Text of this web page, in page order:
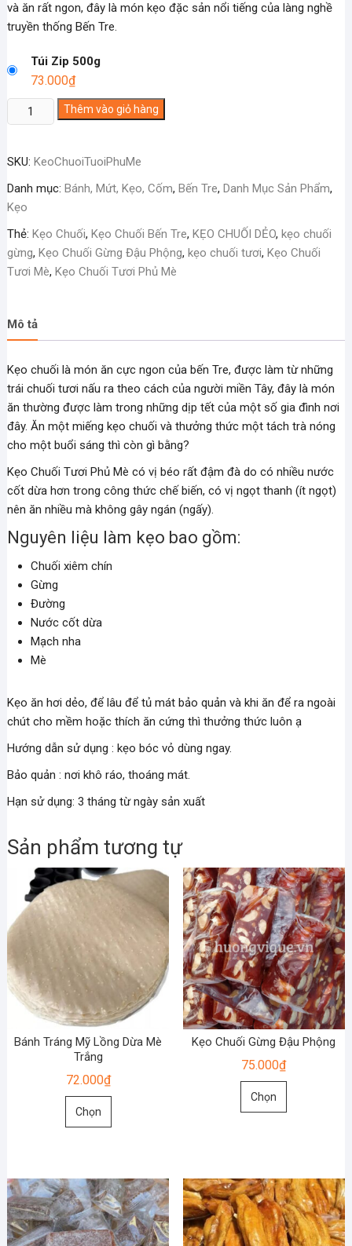
và ăn rất ngon, đây là món kẹo đặc sản nổi tiếng của làng nghề
truyền thống Bến Tre.
Túi Zip 500g
73.000₫
Chuối
Phủ
Mè
số
Thêm vào giỏ hàng
SKU: KeoChuoiTuoiPhuMe
Danh mục: Bánh, Mứt, Kẹo, Cốm, Bến Tre, Danh Mục Sản Phẩm,
Kẹo
Thẻ: Kẹo Chuối, Kẹo Chuối Bến Tre, KẸO CHUỐI DẺO, kẹo chuối
gừng, Kẹo Chuối Gừng Đậu Phộng, kẹo chuối tươi, Kẹo Chuối
Tươi Mè, Kẹo Chuối Tươi Phủ Mè
Mô tả
Kẹo chuối là món ăn cực ngon của bến Tre, được làm từ những
trái chuối tươi nấu ra theo cách của người miền Tây, đây là món
ăn thường được làm trong những dịp tết của một số gia đình nơi
đây. Ăn một miếng kẹo chuối và thưởng thức một tách trà nóng
cho một buổi sáng thì còn gì bằng?
Kẹo Chuối Tươi Phủ Mè có vị béo rất đậm đà do có nhiều nước
cốt dừa hơn trong công thức chế biến, có vị ngọt thanh (ít ngọt)
nên ăn nhiều mà không gây ngán (ngấy).
Nguyên liệu làm kẹo bao gồm:
Chuối xiêm chín
Gừng
Đường
Nước cốt dừa
Mạch nha
Mè
Kẹo ăn hơi dẻo, để lâu để tủ mát bảo quản và khi ăn để ra ngoài
chút cho mềm hoặc thích ăn cứng thì thưởng thức luôn ạ
Hướng dẫn sử dụng : kẹo bóc vỏ dùng ngay.
Bảo quản : nơi khô ráo, thoáng mát.
Hạn sử dụng: 3 tháng từ ngày sản xuất
Sản phẩm tương tự
Bánh Tráng Mỹ Lồng Dừa Mè
Trắng
72.000₫
Chọn
Sản
nhiều
biến
thể.
Các
Kẹo Chuối Gừng Đậu Phộng
75.000₫
Chọn
biến
thể.
Các
tùy